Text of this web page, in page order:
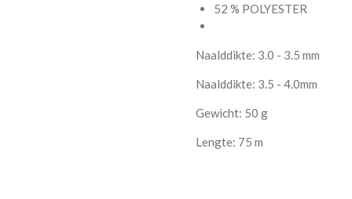
52 % POLYESTER
Naalddikte: 3.0 - 3.5 mm
Naalddikte: 3.5 - 4.0mm
Gewicht: 50 g
Lengte: 75 m